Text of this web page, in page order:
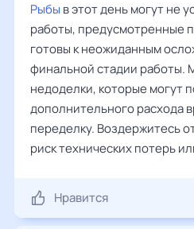
Рыбы в этот день могут не
работы, предусмотренные
готовы к неожиданным
финальной стадии работы.
недоделки, которые могут
дополнительного расхода
переделку. Воздержитесь
риск технических потерь
Нравится